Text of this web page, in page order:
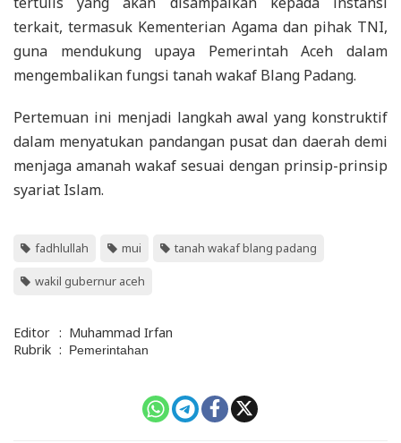
terkait, termasuk Kementerian Agama dan pihak TNI,
guna mendukung upaya Pemerintah Aceh dalam
mengembalikan fungsi tanah wakaf Blang Padang.
Pertemuan ini menjadi langkah awal yang konstruktif
dalam menyatukan pandangan pusat dan daerah demi
menjaga amanah wakaf sesuai dengan prinsip-prinsip
syariat Islam.
fadhlullah mui tanah wakaf blang padang
wakil gubernur aceh
Editor : Muhammad Irfan
Rubrik : Pemerintahan